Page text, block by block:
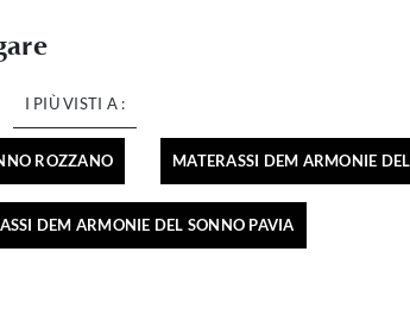
I PIÙ VISTI A :
ROZZANO MATERASSI DEM ARMONIE
DEM ARMONIE DEL SONNO PAVIA